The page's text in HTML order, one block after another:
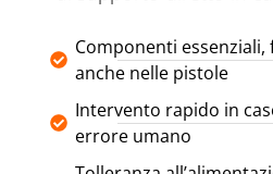
Componenti
anche nelle pistole
Intervento rapido in
errore umano